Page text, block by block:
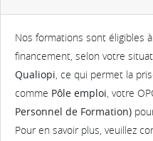
Nos formations sont éligibles
financement, selon votre
Qualiopi, ce qui permet la
comme Pôle emploi, votre
Personnel de Formation)
Pour en savoir plus, veuillez